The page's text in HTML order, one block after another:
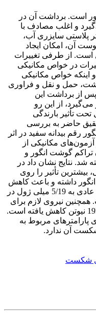
است. برداشت آن در
و اغلب مصادف با
پلاستی سایزری آب،
آن، امکان ایجاد
است. از طرفی تغییرات
در خواص مکانیکی
اینکه خواص مکانیکی
حمل و نقل و فراوری
از برداشت این
از این رو
تأثیر بارندگی
حاضر به بررسی
رقم بیدانه سفید در اثر
آزمون‌های مکانیکی از
تراکم گوشت انگور و
شد. نتایج نشان داد در
بارندگی، بیشترین تأثیر را روی
داشته و باعث کاهش
مقدار آن از 18/30 میلی ژول در حالت عادی به 5/19 میلی ژول در
نیروی لازم برای
جدایی دم از حبه از مقدار 226/0 به 195/0 نیوتن کاهش یافته است.
پارامتر‌های مربوط به
آن ندارد.
شکست